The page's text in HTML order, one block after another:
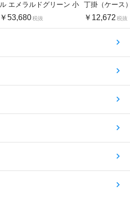
ル エメラルドグリーン 小
口（ケース）
￥53,680税抜
丁掛（ケース
￥12,672 税抜